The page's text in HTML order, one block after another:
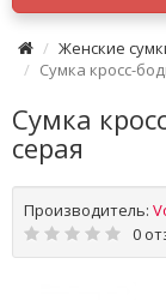
Женские
Сумка кросс-
Сумка
серая
Производитель:
0